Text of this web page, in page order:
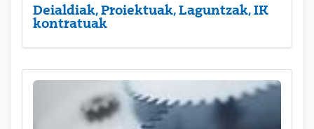
Deialdiak, Proiektuak, Laguntzak, IK
kontratuak